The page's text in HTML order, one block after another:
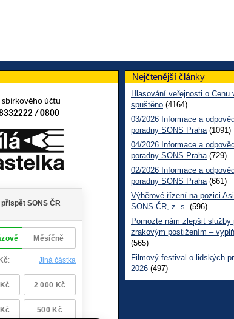
sbírkového účtu
/ 0800
Nejčtenější články
Hlasování veřejnosti o Cenu
spuštěno (4164)
03/2026 Informace a
poradny SONS Praha (1091)
04/2026 Informace a
poradny SONS Praha (729)
02/2026 Informace a
poradny SONS Praha (661)
Výběrové řízení na pozici
SONS ČR, z. s. (596)
Pomozte nám zlepšit služby
zrakovým postižením –
(565)
Filmový festival o lidských
2026 (497)